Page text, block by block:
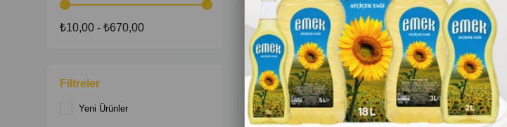
₺10,00 - ₺670,00
Filtreler
Yeni Ürünler